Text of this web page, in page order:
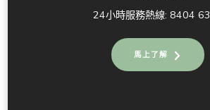
24小時服務熱線: 8404
馬上了解